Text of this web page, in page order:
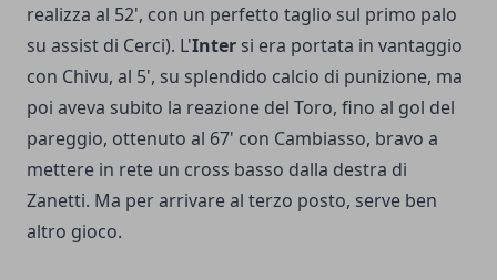
realizza al 52', con un perfetto taglio sul primo palo
su assist di Cerci). L'Inter si era portata in vantaggio
con Chivu, al 5', su splendido calcio di punizione, ma
poi aveva subito la reazione del Toro, fino al gol del
pareggio, ottenuto al 67' con Cambiasso, bravo a
mettere in rete un cross basso dalla destra di
Zanetti. Ma per arrivare al terzo posto, serve ben
altro gioco.